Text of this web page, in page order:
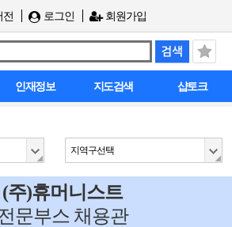
전 로그인 회원가입
인재정보 지도검색 샵토크
지역구선택
(주)휴머니스트
문부스 채용관